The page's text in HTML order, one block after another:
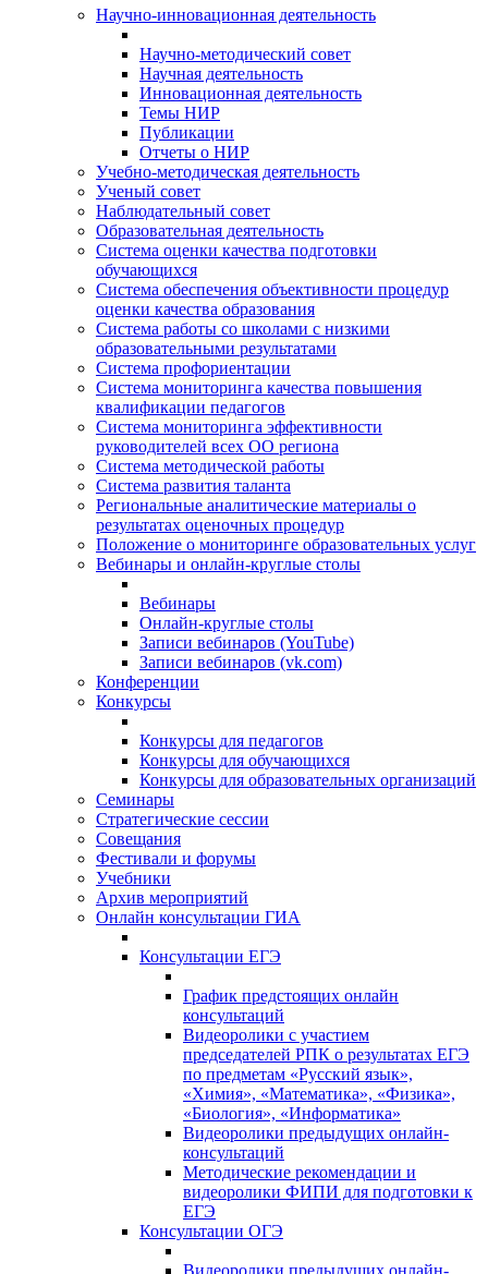
Научно-инновационная деятельность
Научно-методический совет
Научная деятельность
Инновационная деятельность
Темы НИР
Публикации
Отчеты о НИР
Учебно-методическая деятельность
Ученый совет
Наблюдательный совет
Образовательная деятельность
Система оценки качества подготовки
обучающихся
Система обеспечения объективности процедур
оценки качества образования
Система работы со школами с низкими
образовательными результатами
Система профориентации
Система мониторинга качества повышения
квалификации педагогов
Система мониторинга эффективности
руководителей всех ОО региона
Система методической работы
Система развития таланта
Региональные аналитические материалы о
результатах оценочных процедур
Положение о мониторинге образовательных услуг
Вебинары и онлайн-круглые столы
Вебинары
Онлайн-круглые столы
Записи вебинаров (YouTube)
Записи вебинаров (vk.com)
Конференции
Конкурсы
Конкурсы для педагогов
Конкурсы для обучающихся
Конкурсы для образовательных организаций
Семинары
Стратегические сессии
Совещания
Фестивали и форумы
Учебники
Архив мероприятий
Онлайн консультации ГИА
Консультации ЕГЭ
График предстоящих онлайн
консультаций
Видеоролики с участием
председателей РПК о результатах ЕГЭ
по предметам «Русский язык»,
«Химия», «Математика», «Физика»,
«Биология», «Информатика»
Видеоролики предыдущих онлайн-
консультаций
Методические рекомендации и
видеоролики ФИПИ для подготовки к
ЕГЭ
Консультации ОГЭ
Видеоролики предыдущих онлайн-